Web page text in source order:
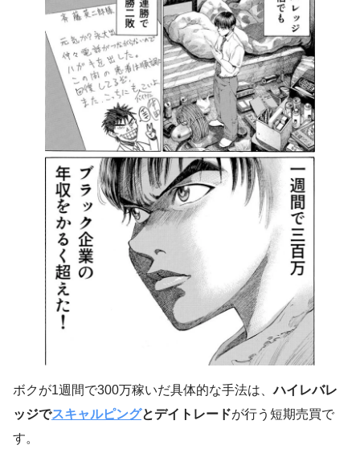
ボクが1週間で300万稼いだ具体的な手法は、ハイレバレ
ッジでスキャルピングとデイトレードが行う短期売買で
す。